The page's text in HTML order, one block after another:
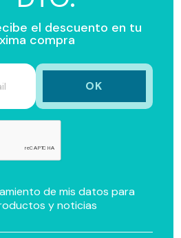
el descuento en tu
compra
de mis datos para
y noticias